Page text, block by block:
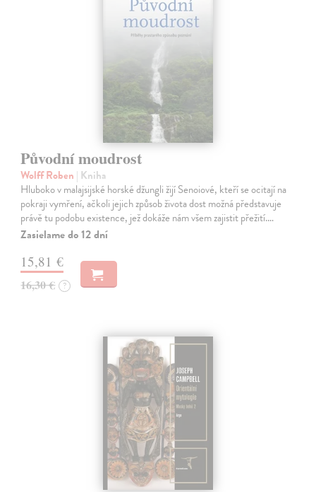
Původní moudrost
Wolff Roben | Kniha
Hluboko v malajsijské horské džungli žijí Senoiové, kteří se ocitají na
pokraji vymření, ačkoli jejich způsob života dost možná představuje
právě tu podobu existence, jež dokáže nám všem zajistit přežití.…
Zasielame do 12 dní
15,81 €
16,30 € ?